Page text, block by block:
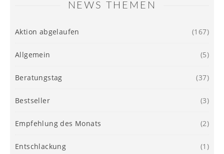
NEWS THEMEN
Aktion abgelaufen (167)
Allgemein (5)
Beratungstag (37)
Bestseller (3)
Empfehlung des Monats (2)
Entschlackung (1)